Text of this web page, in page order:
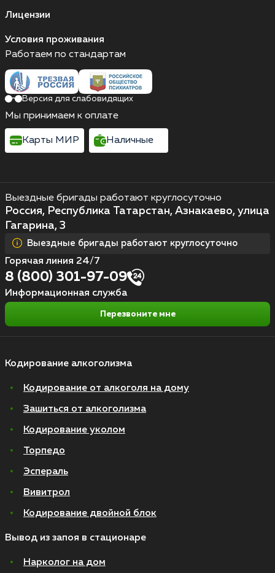
Лицензии
Условия проживания
Кодирование алкоголизма
Кодирование от алкоголя на дому
Зашиться от алкоголизма
Кодирование уколом
Торпедо
Эспераль
Вивитрол
Кодирование двойной блок
Вывод из запоя в стационаре
Нарколог на дом
Выездные бригады работают круглосуточно
Россия, Республика Татарстан, Азнакаево, улица
Гагарина, 3
Выездные бригады работают круглосуточно
Горячая линия 24/7
8 (800) 301-97-09
Информационная служба
Перезвоните мне
Работаем по стандартам
Версия для слабовидящих
Мы принимаем к оплате
Карты МИР Наличные